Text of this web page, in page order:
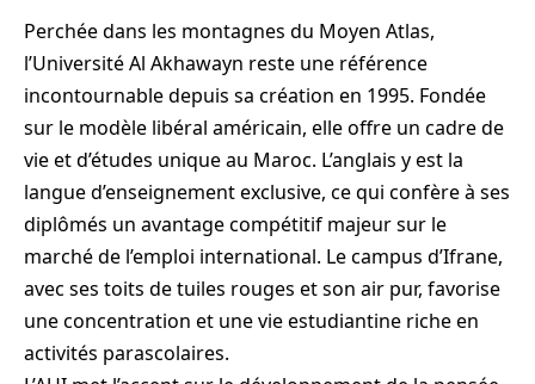
Perchée dans les montagnes du Moyen Atlas,
l’Université Al Akhawayn reste une référence
incontournable depuis sa création en 1995. Fondée
sur le modèle libéral américain, elle offre un cadre de
vie et d’études unique au Maroc. L’anglais y est la
langue d’enseignement exclusive, ce qui confère à ses
diplômés un avantage compétitif majeur sur le
marché de l’emploi international. Le campus d’Ifrane,
avec ses toits de tuiles rouges et son air pur, favorise
une concentration et une vie estudiantine riche en
activités parascolaires.